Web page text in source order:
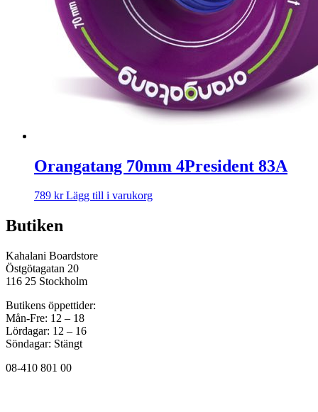
Orangatang 70mm 4President 83A
789 kr Lägg till i varukorg
Butiken
Kahalani Boardstore
Östgötagatan 20
116 25 Stockholm
Butikens öppettider:
Mån-Fre: 12 – 18
Lördagar: 12 – 16
Söndagar: Stängt
08-410 801 00